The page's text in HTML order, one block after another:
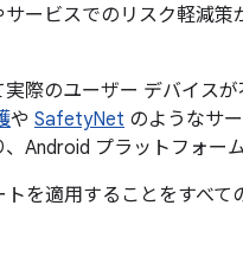
ービスでのリスク軽減
際のユーザー デバイス
や SafetyNet のようなサ
Android プラットフォー
を適用することをすべて